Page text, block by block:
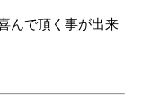
んで頂く事が出来